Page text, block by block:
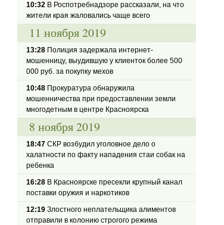
10:32 В Роспотребнадзоре рассказали, на что
жители края жаловались чаще всего
11 ноября 2019
13:28 Полиция задержала интернет-
мошенницу, выудившую у клиенток более 500
000 руб. за покупку мехов
10:48 Прокуратура обнаружила
мошенничества при предоставлении земли
многодетным в центре Красноярска
8 ноября 2019
18:47 СКР возбудил уголовное дело о
халатности по факту нападения стаи собак на
ребенка
16:28 В Красноярске пресекли крупный канал
поставки оружия и наркотиков
12:19 Злостного неплательщика алиментов
отправили в колонию строгого режима